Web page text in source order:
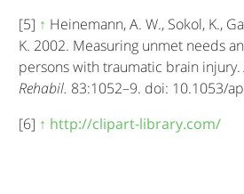
[5] ↑ Heinemann, A. W., Sokol, K.,
K. 2002. Measuring unmet needs
persons with traumatic brain
Rehabil. 83:1052–9. doi: 10.1053/
[6] ↑ http://clipart-library.com/